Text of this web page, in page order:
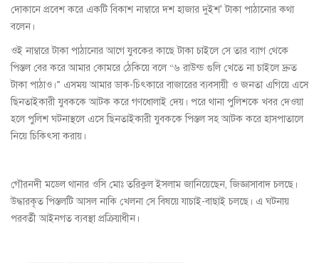
দোকানে প্রবেশ করে একটি বিকাশ নাম্বারে দশ হাজার দুইশ' টাকা পাঠানোর কথা
বলেন।
ওই নাম্বারে টাকা পাঠানোর আগে যুবকের কাছে টাকা চাইলে সে তার ব্যাগ থেকে
পিস্তল বের করে আমার কোমরে ঠেকিয়ে বলে “৬ রাউন্ড গুলি খেতে না চাইলে দ্রুত
টাকা পাঠাও।” এসময় আমার ডাক-চিৎকারে বাজারের ব্যবসায়ী ও জনতা এগিয়ে এসে
ছিনতাইকারী যুবককে আটক করে গণধোলাই দেয়। পরে থানা পুলিশকে খবর দেওয়া
হলে পুলিশ ঘটনাস্থলে এসে ছিনতাইকারী যুবককে পিস্তল সহ আটক করে হাসপাতালে
নিয়ে চিকিৎসা করায়।
গৌরনদী মডেল থানার ওসি মোঃ তরিকুল ইসলাম জানিয়েছেন, জিজ্ঞাসাবাদ চলছে।
উদ্ধারকৃত পিস্তলটি আসল নাকি খেলনা সে বিষয়ে যাচাই-বাছাই চলছে। এ ঘটনায়
পরবর্তী আইনগত ব্যবস্থা প্রক্রিয়াধীন।